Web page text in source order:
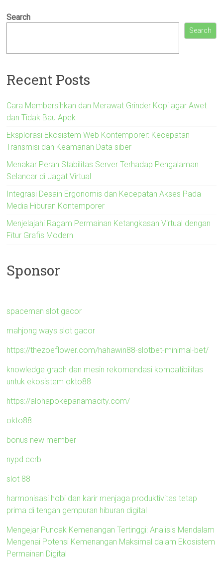
Search
Search
Recent Posts
Cara Membersihkan dan Merawat Grinder Kopi agar Awet
dan Tidak Bau Apek
Eksplorasi Ekosistem Web Kontemporer: Kecepatan
Transmisi dan Keamanan Data siber
Menakar Peran Stabilitas Server Terhadap Pengalaman
Selancar di Jagat Virtual
Integrasi Desain Ergonomis dan Kecepatan Akses Pada
Media Hiburan Kontemporer
Menjelajahi Ragam Permainan Ketangkasan Virtual dengan
Fitur Grafis Modern
Sponsor
spaceman slot gacor
mahjong ways slot gacor
https://thezoeflower.com/hahawin88-slotbet-minimal-bet/
knowledge graph dan mesin rekomendasi kompatibilitas
untuk ekosistem okto88
https://alohapokepanamacity.com/
okto88
bonus new member
nypd ccrb
slot 88
harmonisasi hobi dan karir menjaga produktivitas tetap
prima di tengah gempuran hiburan digital
Mengejar Puncak Kemenangan Tertinggi: Analisis Mendalam
Mengenai Potensi Kemenangan Maksimal dalam Ekosistem
Permainan Digital